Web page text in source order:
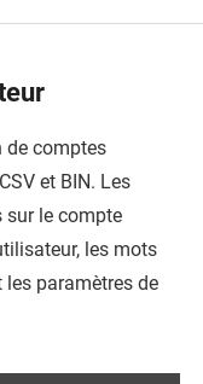
de comptes
et BIN. Les
le compte
les mots
paramètres de